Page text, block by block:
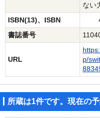
ない
ISBN(13)、ISBN
4-
書誌番号
URL
p/
所蔵は1件です。現在の